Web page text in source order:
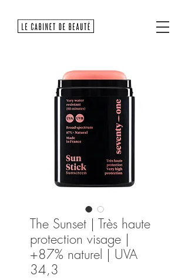
The Sunset | Très haute
protection visage |
+87% naturel | UVA
34,3